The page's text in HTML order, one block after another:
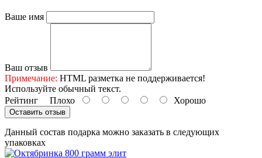
Ваше имя
Ваш отзыв
Примечание: HTML разметка не поддерживается!
Используйте обычный текст.
Рейтинг Плохо Хорошо
Оставить отзыв
Данный состав подарка можно заказать в следующих
упаковках